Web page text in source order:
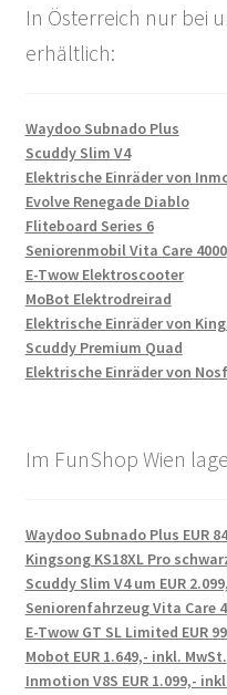
In Österreich nur bei
erhältlich:
Waydoo Subnado Plus
Scuddy Slim V4
Elektrische Einräder von
Evolve Renegade Diablo
Fliteboard Series 6
Seniorenmobil Vita Care 4000
E-Twow Elektroscooter
MoBot Elektrodreirad
Elektrische Einräder von
Scuddy Premium Quad
Elektrische Einräder von
Im FunShop Wien
Waydoo Subnado Plus EUR
Kingsong KS18XL Pro
Scuddy Slim V4 um EUR
Seniorenfahrzeug Vita Care
E-Twow GT SL Limited EUR
Mobot EUR 1.649,- inkl. MwSt.
Inmotion V8S EUR 1.099,-